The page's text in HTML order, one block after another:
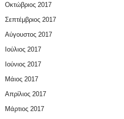
Οκτώβριος 2017
Σεπτέμβριος 2017
Αύγουστος 2017
Ιούλιος 2017
Ιούνιος 2017
Μάιος 2017
Απρίλιος 2017
Μάρτιος 2017